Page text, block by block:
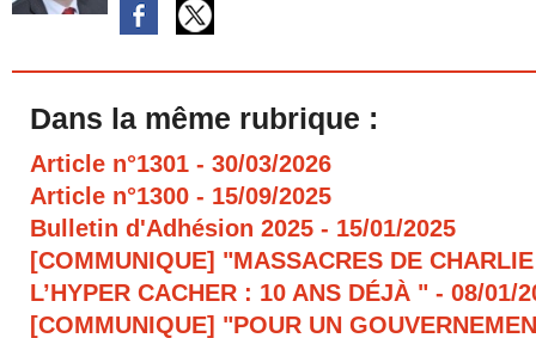
Dans la même rubrique :
Article n°1301 - 30/03/2026
Article n°1300 - 15/09/2025
Bulletin d'Adhésion 2025 - 15/01/2025
[COMMUNIQUE] "MASSACRES DE
L’HYPER CACHER : 10 ANS DÉJÀ " - 08/01/
[COMMUNIQUE] "POUR UN